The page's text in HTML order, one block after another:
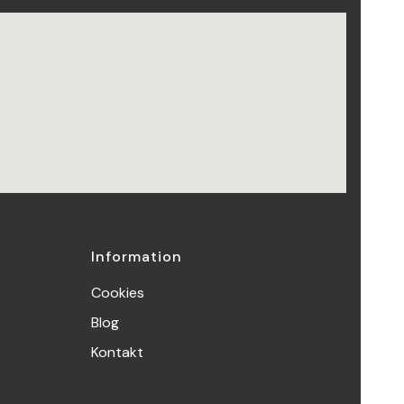
Information
Cookies
Blog
Kontakt